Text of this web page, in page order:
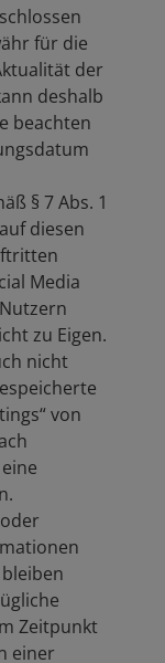
für die
der
deshalb
beachten
§ 7 Abs. 1
diesen
Media
zu Eigen.
nicht
von
Zeitpunkt
einer